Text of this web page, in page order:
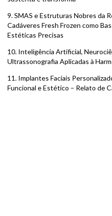
9. SMAS e Estruturas Nobres da
Cadáveres Fresh Frozen como
Estéticas Precisas
10. Inteligência Artificial,
Ultrassonografia Aplicadas à
11. Implantes Faciais
Funcional e Estético – Relato de